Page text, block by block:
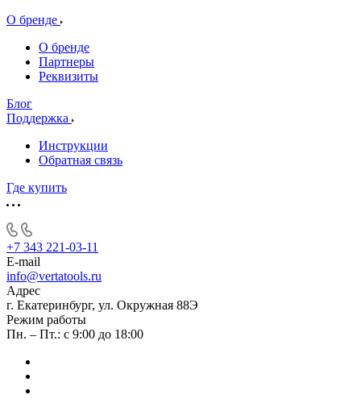
О бренде
О бренде
Партнеры
Реквизиты
Блог
Поддержка
Инструкции
Обратная связь
Где купить
+7 343 221-03-11
E-mail
info@vertatools.ru
Адрес
г. Екатеринбург, ул. Окружная 88Э
Режим работы
Пн. – Пт.: с 9:00 до 18:00